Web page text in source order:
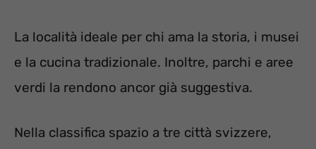
La località ideale per chi ama la storia, i musei
e la cucina tradizionale. Inoltre, parchi e aree
verdi la rendono ancor già suggestiva.
Nella classifica spazio a tre città svizzere,